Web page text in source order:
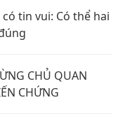
tin vui: Có thể hai
CHỦ QUAN
CHỨNG